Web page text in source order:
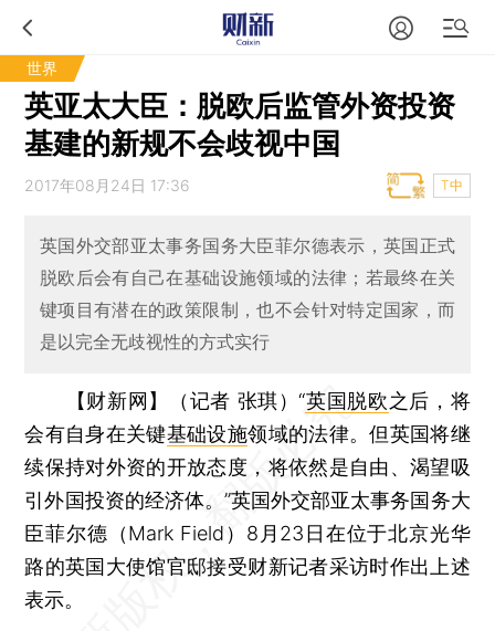
世界
英亚太大臣：脱欧后监管外资投资
基建的新规不会歧视中国
2017年08月24日 17:36 T中
英国外交部亚太事务国务大臣菲尔德表示，英国正式
脱欧后会有自己在基础设施领域的法律；若最终在关
键项目有潜在的政策限制，也不会针对特定国家，而
是以完全无歧视性的方式实行
【财新网】（记者 张琪）“英国脱欧之后，将
会有自身在关键基础设施领域的法律。但英国将继
续保持对外资的开放态度，将依然是自由、渴望吸
引外国投资的经济体。”英国外交部亚太事务国务大
臣菲尔德（Mark Field）8月23日在位于北京光华
路的英国大使馆官邸接受财新记者采访时作出上述
表示。